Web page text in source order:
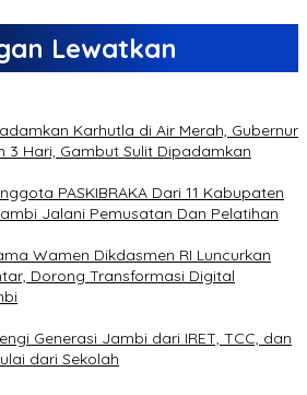
Lewatkan
Karhutla di Air Merah, Gubernur
3 Hari, Gambut Sulit Dipadamkan
PASKIBRAKA Dari 11 Kabupaten
Jalani Pemusatan Dan Pelatihan
Wamen Dikdasmen RI Luncurkan
Dorong Transformasi Digital
Generasi Jambi dari IRET, TCC, dan
dari Sekolah